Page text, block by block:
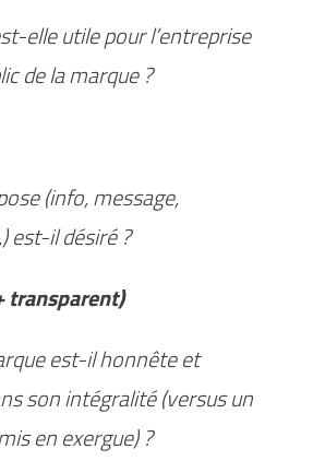
elle utile pour l’entreprise
de la marque ?
(info, message,
est-il désiré ?
transparent)
est-il honnête et
son intégralité (versus un
en exergue) ?